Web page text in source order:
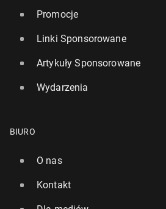
Promocje
Linki Sponsorowane
Artykuły Sponsorowane
Wydarzenia
BIURO
O nas
Kontakt